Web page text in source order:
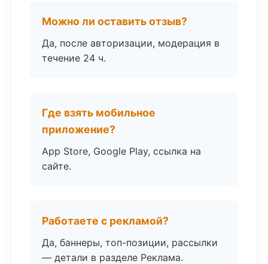
Можно ли оставить отзыв?
Да, после авторизации, модерация в
течение 24 ч.
Где взять мобильное
приложение?
App Store, Google Play, ссылка на
сайте.
Работаете с рекламой?
Да, баннеры, топ-позиции, рассылки
— детали в разделе Реклама.